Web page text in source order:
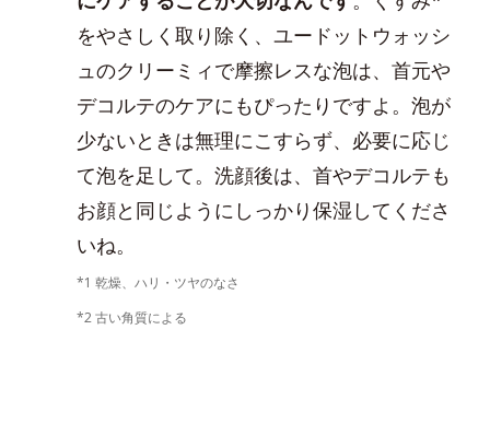
をやさしく取り除く、ユードットウォッシ
ュのクリーミィで摩擦レスな泡は、首元や
デコルテのケアにもぴったりですよ。泡が
少ないときは無理にこすらず、必要に応じ
て泡を足して。洗顔後は、首やデコルテも
お顔と同じようにしっかり保湿してくださ
いね。
*1 乾燥、ハリ・ツヤのなさ
*2 古い角質による